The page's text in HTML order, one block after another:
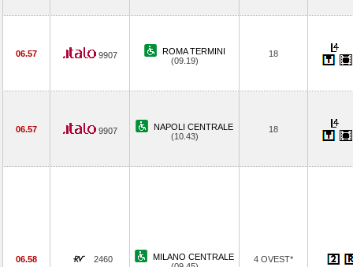
06.57 9907
ROMA TERMINI
(09.19)
18
06.57 9907
NAPOLI CENTRALE
(10.43)
18
06.58 2460
MILANO CENTRALE
4 OVEST*